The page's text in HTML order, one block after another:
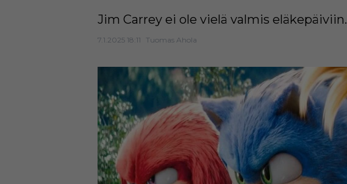
Jim Carrey ei ole vielä valmis eläkepäiviin.
7.1.2025 18:11 Tuomas Ahola